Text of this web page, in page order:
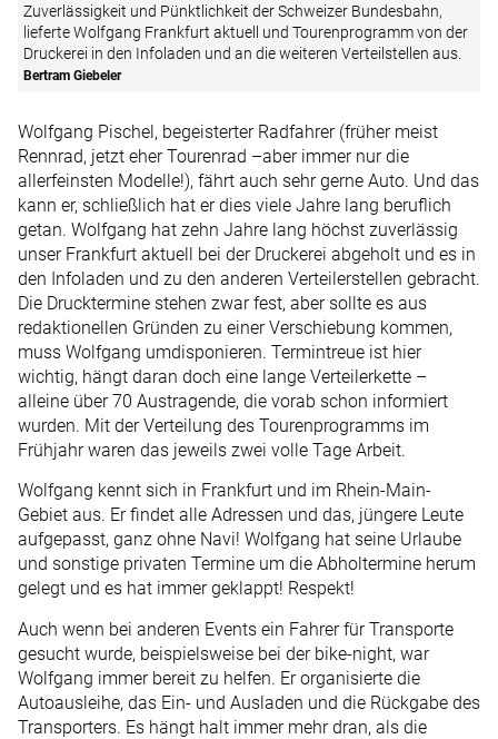
Zuverlässigkeit und Pünktlichkeit der Schweizer Bundesbahn,
lieferte Wolfgang Frankfurt aktuell und Tourenprogramm von der
Druckerei in den Infoladen und an die weiteren Verteilstellen aus.
Bertram Giebeler
Wolfgang Pischel, begeisterter Radfahrer (früher meist
Rennrad, jetzt eher Tourenrad –aber immer nur die
allerfeinsten Modelle!), fährt auch sehr gerne Auto. Und das
kann er, schließlich hat er dies viele Jahre lang beruflich
getan. Wolfgang hat zehn Jahre lang höchst zuverlässig
unser Frankfurt aktuell bei der Druckerei abgeholt und es in
den Infoladen und zu den anderen Verteilerstellen gebracht.
Die Drucktermine stehen zwar fest, aber sollte es aus
redaktionellen Gründen zu einer Verschiebung kommen,
muss Wolfgang umdisponieren. Termintreue ist hier
wichtig, hängt daran doch eine lange Verteilerkette –
alleine über 70 Austragende, die vorab schon informiert
wurden. Mit der Verteilung des Tourenprogramms im
Frühjahr waren das jeweils zwei volle Tage Arbeit.
Wolfgang kennt sich in Frankfurt und im Rhein-Main-
Gebiet aus. Er findet alle Adressen und das, jüngere Leute
aufgepasst, ganz ohne Navi! Wolfgang hat seine Urlaube
und sonstige privaten Termine um die Abholtermine herum
gelegt und es hat immer geklappt! Respekt!
Auch wenn bei anderen Events ein Fahrer für Transporte
gesucht wurde, beispielsweise bei der bike-night, war
Wolfgang immer bereit zu helfen. Er organisierte die
Autoausleihe, das Ein- und Ausladen und die Rückgabe des
Transporters. Es hängt halt immer mehr dran, als die